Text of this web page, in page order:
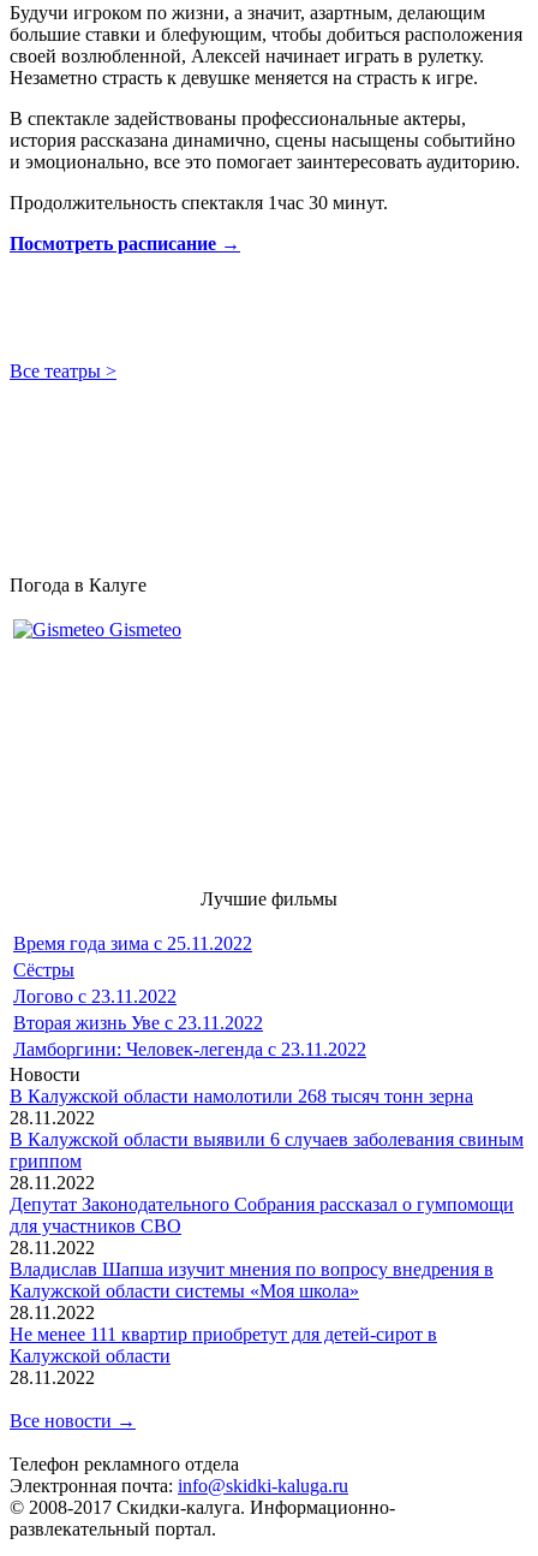
Будучи игроком по жизни, а значит, азартным, делающим
большие ставки и блефующим, чтобы добиться расположения
своей возлюбленной, Алексей начинает играть в рулетку.
Незаметно страсть к девушке меняется на страсть к игре.
В спектакле задействованы профессиональные актеры,
история рассказана динамично, сцены насыщены событийно
и эмоционально, все это помогает заинтересовать аудиторию.
Продолжительность спектакля 1час 30 минут.
Посмотреть расписание →
Все театры >
Погода в Калуге
Gismeteo
Лучшие фильмы
Время года зима с 25.11.2022
Сёстры
Логово с 23.11.2022
Вторая жизнь Уве с 23.11.2022
Ламборгини: Человек-легенда с 23.11.2022
Новости
В Калужской области намолотили 268 тысяч тонн зерна
28.11.2022
В Калужской области выявили 6 случаев заболевания свиным
гриппом
28.11.2022
Депутат Законодательного Собрания рассказал о гумпомощи
для участников СВО
28.11.2022
Владислав Шапша изучит мнения по вопросу внедрения в
Калужской области системы «Моя школа»
28.11.2022
Не менее 111 квартир приобретут для детей-сирот в
Калужской области
28.11.2022
Все новости →
Телефон рекламного отдела
Электронная почта: info@skidki-kaluga.ru
© 2008-2017 Скидки-калуга. Информационно-
развлекательный портал.